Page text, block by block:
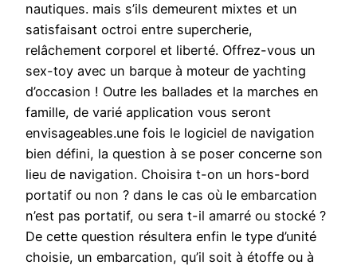
nautiques. mais s’ils demeurent mixtes et un
satisfaisant octroi entre supercherie,
relâchement corporel et liberté. Offrez-vous un
sex-toy avec un barque à moteur de yachting
d’occasion ! Outre les ballades et la marches en
famille, de varié application vous seront
envisageables.une fois le logiciel de navigation
bien défini, la question à se poser concerne son
lieu de navigation. Choisira t-on un hors-bord
portatif ou non ? dans le cas où le embarcation
n’est pas portatif, ou sera t-il amarré ou stocké ?
De cette question résultera enfin le type d’unité
choisie, un embarcation, qu’il soit à étoffe ou à